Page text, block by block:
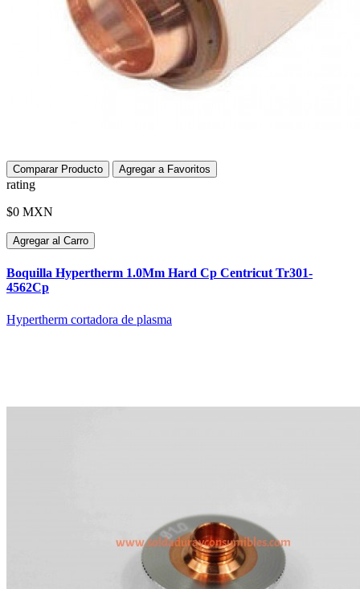
Comparar Producto Agregar a Favoritos
rating
$0 MXN
Agregar al Carro
Boquilla Hypertherm 1.0Mm Hard Cp Centricut Tr301-
4562Cp
Hypertherm cortadora de plasma